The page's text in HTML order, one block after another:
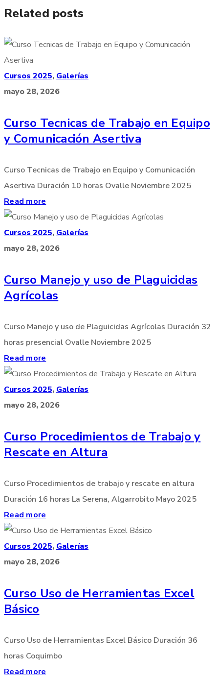
Related posts
Cursos 2025, Galerías
mayo 28, 2026
Curso Tecnicas de Trabajo en Equipo
y Comunicación Asertiva
Curso Tecnicas de Trabajo en Equipo y Comunicación
Asertiva Duración 10 horas Ovalle Noviembre 2025
Read more
Cursos 2025, Galerías
mayo 28, 2026
Curso Manejo y uso de Plaguicidas
Agrícolas
Curso Manejo y uso de Plaguicidas Agrícolas Duración 32
horas presencial Ovalle Noviembre 2025
Read more
Cursos 2025, Galerías
mayo 28, 2026
Curso Procedimientos de Trabajo y
Rescate en Altura
Curso Procedimientos de trabajo y rescate en altura
Duración 16 horas La Serena, Algarrobito Mayo 2025
Read more
Cursos 2025, Galerías
mayo 28, 2026
Curso Uso de Herramientas Excel
Básico
Curso Uso de Herramientas Excel Básico Duración 36
horas Coquimbo
Read more